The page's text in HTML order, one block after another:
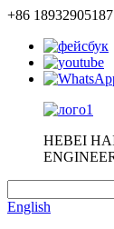
+86 18932905187
HEBEI
English